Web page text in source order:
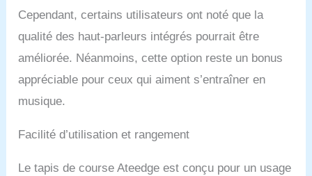
Cependant, certains utilisateurs ont noté que la
qualité des haut-parleurs intégrés pourrait être
améliorée. Néanmoins, cette option reste un bonus
appréciable pour ceux qui aiment s’entraîner en
musique.
Facilité d’utilisation et rangement
Le tapis de course Ateedge est conçu pour un usage